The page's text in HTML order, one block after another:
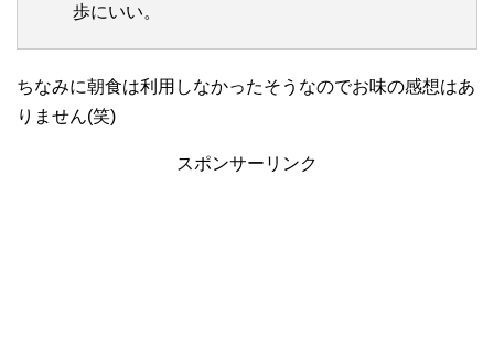
歩にいい。
ちなみに朝食は利用しなかったそうなのでお味の感想はあ
りません(笑)
スポンサーリンク